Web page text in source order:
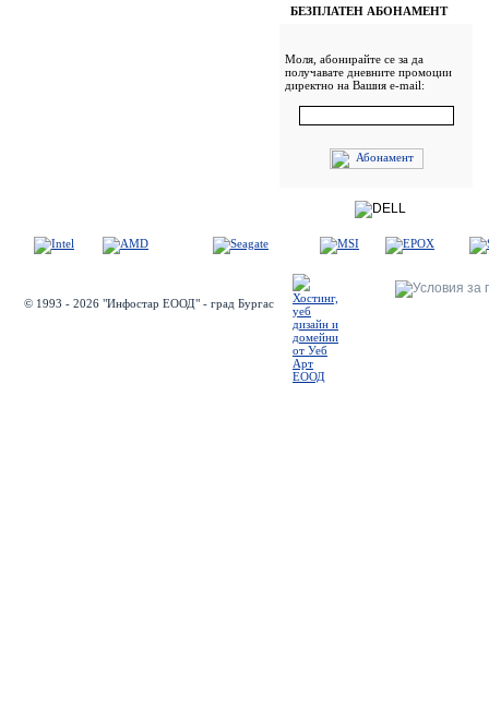
БЕЗПЛАТЕН АБОНАМЕНТ
Моля, абонирайте се за да
получавате дневните промоции
директно на Вашия e-mail:
© 1993 - 2026 "Инфостар ЕООД" - град Бургас